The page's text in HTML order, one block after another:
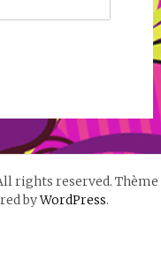
rights reserved. Thème
byWordPress.